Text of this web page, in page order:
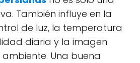
También influye en la
de luz, la temperatura
diaria y la imagen
Una buena